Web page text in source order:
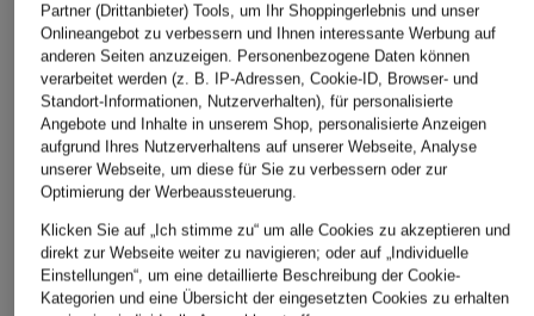
OPUS
Strickjacke SAKUNO
59,99 €
+Aktionsrabatt
MRS & HUGS
Strickjacke mit
Glitzergarn
69,99 €
Ursprünglich:139,99 €
+Aktionsrabatt
COS
Strickjacke
73,99 €
Partner (Drittanbieter) Tools, um Ihr Shoppingerlebnis und unser
Onlineangebot zu verbessern und Ihnen interessante Werbung auf
anderen Seiten anzuzeigen. Personenbezogene Daten können
verarbeitet werden (z. B. IP-Adressen, Cookie-ID, Browser- und
Standort-Informationen, Nutzerverhalten), für personalisierte
Angebote und Inhalte in unserem Shop, personalisierte Anzeigen
aufgrund Ihres Nutzerverhaltens auf unserer Webseite, Analyse
unserer Webseite, um diese für Sie zu verbessern oder zur
Optimierung der Werbeaussteuerung.
Klicken Sie auf „Ich stimme zu“ um alle Cookies zu akzeptieren und
direkt zur Webseite weiter zu navigieren; oder auf „Individuelle
Einstellungen“, um eine detaillierte Beschreibung der Cookie-
Kategorien und eine Übersicht der eingesetzten Cookies zu erhalten